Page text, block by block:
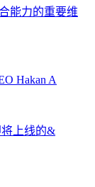
能力的重要维
Hakan A
上线的&